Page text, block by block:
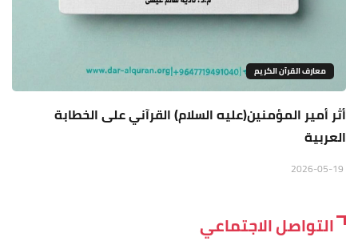
معارف القرآن الكريم
أثر أمير المؤمنين(عليه السلام) القرآني على الخطابة
العربية
التواصل الاجتماعي